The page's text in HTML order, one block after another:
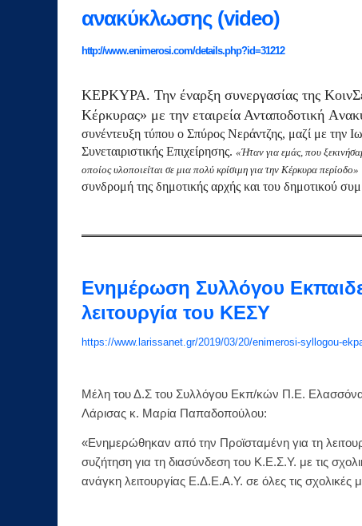
ανακύκλωσης (video)
http://www.enimerosi.com/details.php?id=31212
ΚΕΡΚΥΡΑ. Την έναρξη συνεργασίας της
Κέρκυρας» με την εταιρεία Ανταποδοτική
συνέντευξη τύπου ο Σπύρος Νεράντζης, μαζί με την
Συνεταιριστικής Επιχείρησης. «Ήταν για εμάς, που
οποίος υλοποιείται σε μια πολύ κρίσιμη για την Κέρκυρα περίοδο»
συνδρομή της δημοτικής αρχής και του δημοτικού
Ενημέρωση Συλλόγου
λειτουργία του ΚΕΣΥ
https://www.larissanet.gr/2019/03/20/enimerosi-syllogou-
Μέλη του Δ.Σ του Συλλόγου Εκπ/κών Π.Ε.
Λάρισας κ. Μαρία Παπαδοπούλου:
«Ενημερώθηκαν από την Προϊσταμένη για τη
συζήτηση για τη διασύνδεση του Κ.Ε.Σ.Υ. με τις
ανάγκη λειτουργίας Ε.Δ.Ε.Α.Υ. σε όλες τις σχολικές